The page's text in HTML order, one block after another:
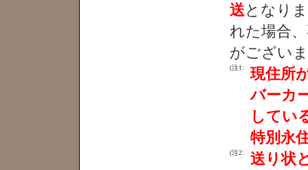
送となり
れた場合
がござい
(注1:
現住所
バーカ
してい
特別永
(注2:
送り状